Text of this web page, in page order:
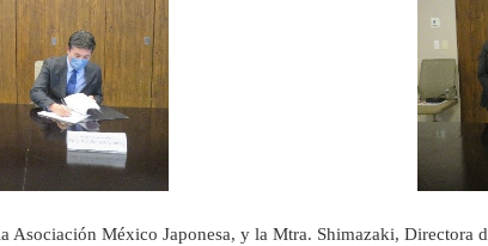
Asociación México Japonesa, y la Mtra. Shimazaki,